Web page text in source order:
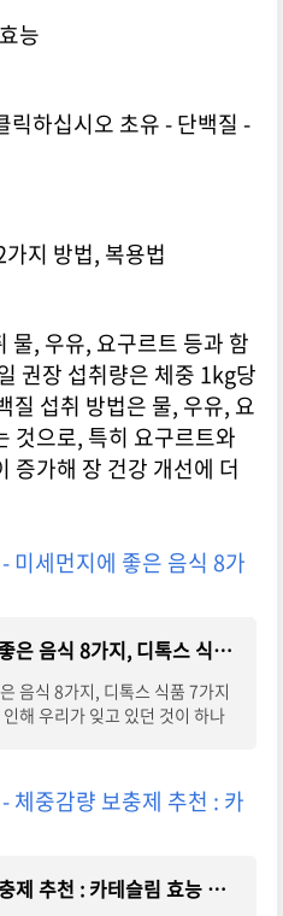
능
릭하십시오 초유 - 단백질 -
지 방법, 복용법
, 우유, 요구르트 등과 함
권장 섭취량은 체중 1kg당
섭취 방법은 물, 우유, 요
것으로, 특히 요구르트와
증가해 장 건강 개선에 더
세먼지에 좋은 음식 8가
미세먼지에 좋은 음식 8가지, 디톡스 식품 7가지
음식 8가지, 디톡스 식품 7가지
해 우리가 잊고 있던 것이 하나
중감량 보충제 추천 : 카
체중감량 보충제 추천 : 카테슬림 효능 후기 부작용